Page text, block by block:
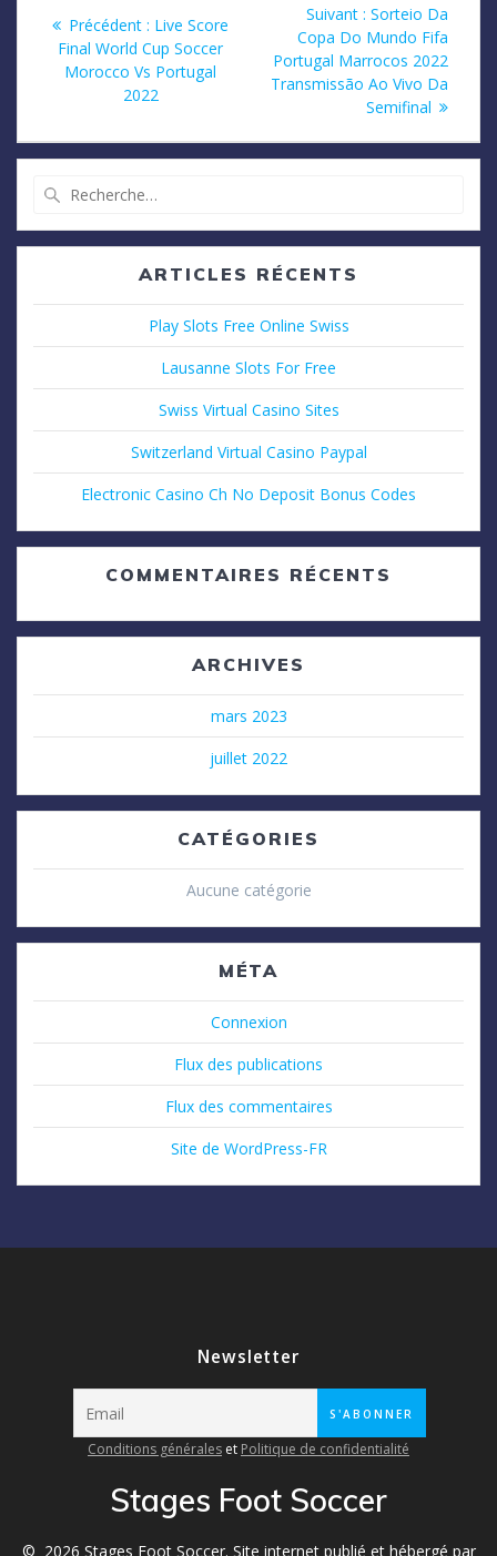
Précédent : Article
précédent
Live Score
Final World Cup Soccer
Morocco Vs Portugal
2022
Suivant : Article
suivant
:
Sorteio Da
Copa Do Mundo Fifa
Portugal Marrocos 2022
Transmissão Ao Vivo Da
Semifinal
:
ARTICLES RÉCENTS
Play Slots Free Online Swiss
Lausanne Slots For Free
Swiss Virtual Casino Sites
Switzerland Virtual Casino Paypal
Electronic Casino Ch No Deposit Bonus Codes
COMMENTAIRES RÉCENTS
ARCHIVES
mars 2023
juillet 2022
CATÉGORIES
Aucune catégorie
MÉTA
Connexion
Flux des publications
Flux des commentaires
Site de WordPress-FR
Newsletter
Conditions générales et Politique de confidentialité
Stages Foot Soccer
© 2026 Stages Foot Soccer. Site internet publié et hébergé par